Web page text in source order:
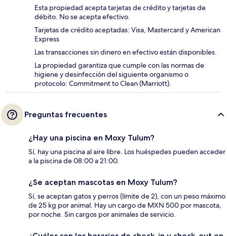
Esta propiedad acepta tarjetas de crédito y tarjetas de
débito. No se acepta efectivo.
Tarjetas de crédito aceptadas: Visa, Mastercard y American
Express
Las transacciones sin dinero en efectivo están disponibles.
La propiedad garantiza que cumple con las normas de
higiene y desinfección del siguiente organismo o
protocolo: Commitment to Clean (Marriott).
Preguntas frecuentes
¿Hay una piscina en Moxy Tulum?
Sí, hay una piscina al aire libre. Los huéspedes pueden acceder
a la piscina de 08:00 a 21:00.
¿Se aceptan mascotas en Moxy Tulum?
Sí, se aceptan gatos y perros (límite de 2), con un peso máximo
de 25 kg por animal. Hay un cargo de MXN 500 por mascota,
por noche. Sin cargos por animales de servicio.